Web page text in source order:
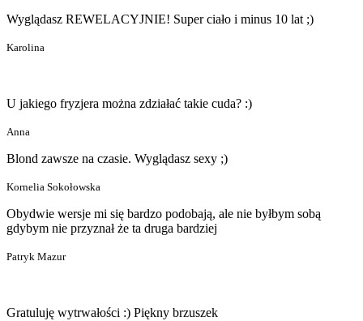
Wyglądasz REWELACYJNIE! Super ciało i minus 10 lat ;)
Karolina
U jakiego fryzjera można zdziałać takie cuda? :)
Anna
Blond zawsze na czasie. Wyglądasz sexy ;)
Kornelia Sokołowska
Obydwie wersje mi się bardzo podobają, ale nie byłbym sobą
gdybym nie przyznał że ta druga bardziej
Patryk Mazur
Gratuluję wytrwałości :) Piękny brzuszek